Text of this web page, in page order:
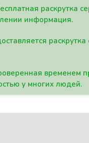
раскрутка
информация.
временем
у многих людей.